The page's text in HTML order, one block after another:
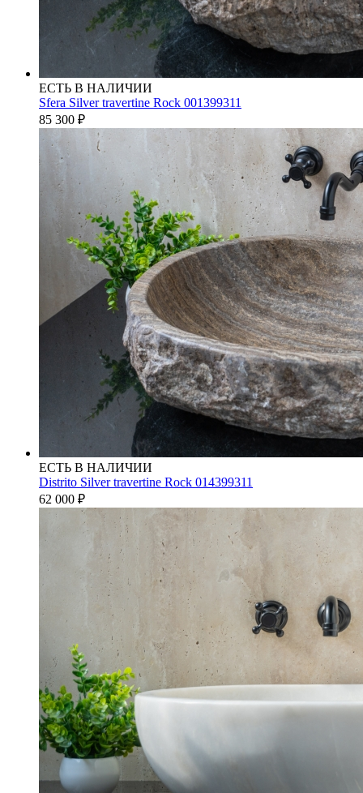
ЕСТЬ В НАЛИЧИИ
Sfera Silver travertine Rock 001399311
85 300 ₽
ЕСТЬ В НАЛИЧИИ
Distrito Silver travertine Rock 014399311
62 000 ₽